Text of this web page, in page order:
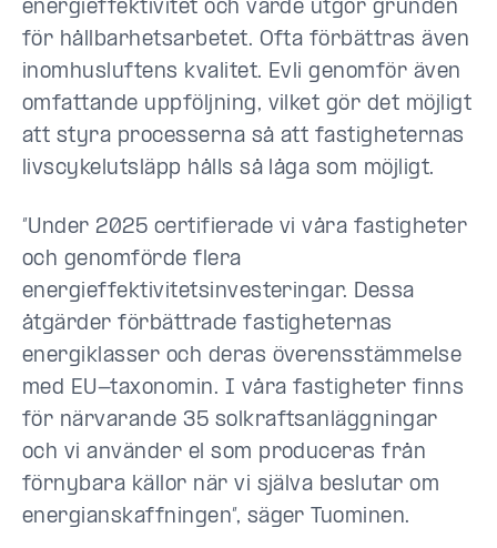
energieffektivitet och värde utgör grunden
för hållbarhetsarbetet. Ofta förbättras även
inomhusluftens kvalitet. Evli genomför även
omfattande uppföljning, vilket gör det möjligt
att styra processerna så att fastigheternas
livscykelutsläpp hålls så låga som möjligt.
”Under 2025 certifierade vi våra fastigheter
och genomförde flera
energieffektivitetsinvesteringar. Dessa
åtgärder förbättrade fastigheternas
energiklasser och deras överensstämmelse
med EU-taxonomin. I våra fastigheter finns
för närvarande 35 solkraftsanläggningar
och vi använder el som produceras från
förnybara källor när vi själva beslutar om
energianskaffningen”, säger Tuominen.